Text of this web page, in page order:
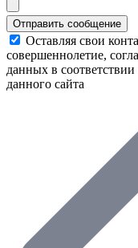
Отправить сообщение
Оставляя свои
совершеннолетие,
данных в соответствии
данного сайта